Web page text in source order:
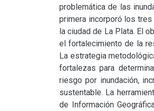
problemática de las
primera incorporó los tres
la ciudad de La Plata. El
el fortalecimiento de la
La estrategia
fortalezas para
riesgo por inundación,
sustentable. La
de Información